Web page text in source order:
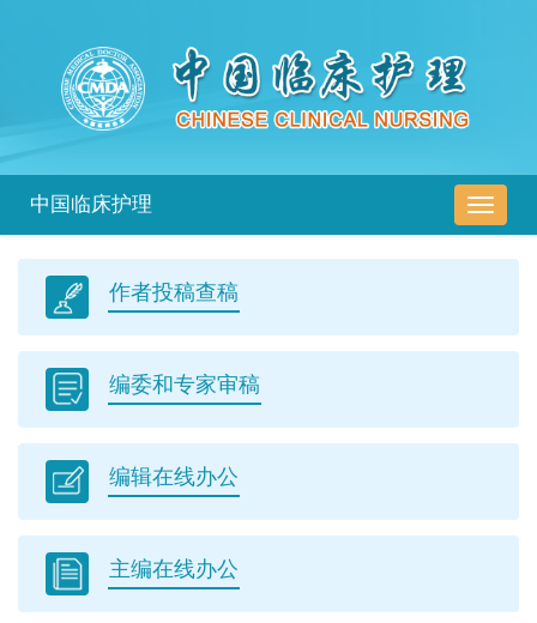
导
航
切
中国临床护理
作者投稿查稿
编委和专家审稿
编辑在线办公
主编在线办公